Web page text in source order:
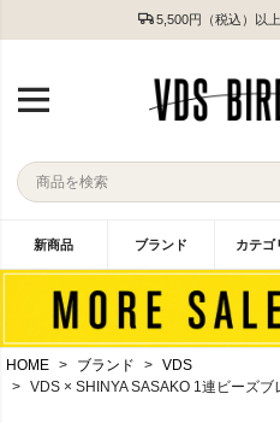
5,500円（税込）以
新商品 ブランド カテゴ
HOME ブランド
VDS
VDS × SHINYA SASAKO 1連ビーズブ